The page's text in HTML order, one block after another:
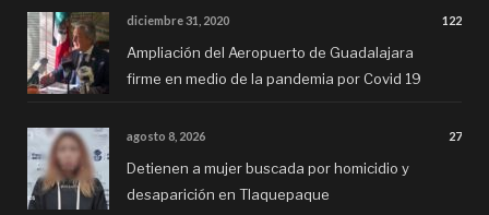
diciembre 31, 2020 122
Ampliación del Aeropuerto de Guadalajara
firme en medio de la pandemia por Covid 19
agosto 8, 2026 27
Detienen a mujer buscada por homicidio y
desaparición en Tlaquepaque